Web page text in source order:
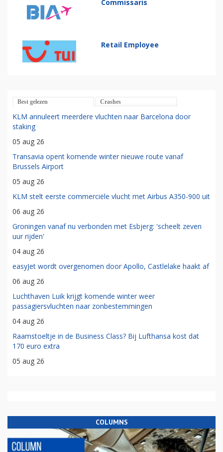
Commissaris
Retail Employee
Best gelezen Crashes
KLM annuleert meerdere vluchten naar Barcelona door
staking
05 aug 26
Transavia opent komende winter nieuwe route vanaf
Brussels Airport
05 aug 26
KLM stelt eerste commerciële vlucht met Airbus A350-900 uit
06 aug 26
Groningen vanaf nu verbonden met Esbjerg: 'scheelt zeven
uur rijden'
04 aug 26
easyJet wordt overgenomen door Apollo, Castlelake haakt af
06 aug 26
Luchthaven Luik krijgt komende winter weer
passagiersvluchten naar zonbestemmingen
04 aug 26
Raamstoeltje in de Business Class? Bij Lufthansa kost dat
170 euro extra
05 aug 26
COLUMNS